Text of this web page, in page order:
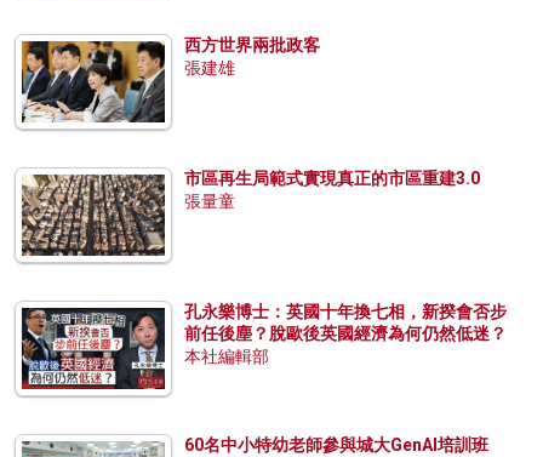
西方世界兩批政客
張建雄
市區再生局範式實現真正的市區重建3.0
張量童
孔永樂博士：英國十年換七相，新揆會否步
前任後塵？脫歐後英國經濟為何仍然低迷？
本社編輯部
60名中小特幼老師參與城大GenAI培訓班